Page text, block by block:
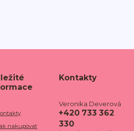
nakupovat
Kontakty
Veronika Deverová
+420 733 362
330